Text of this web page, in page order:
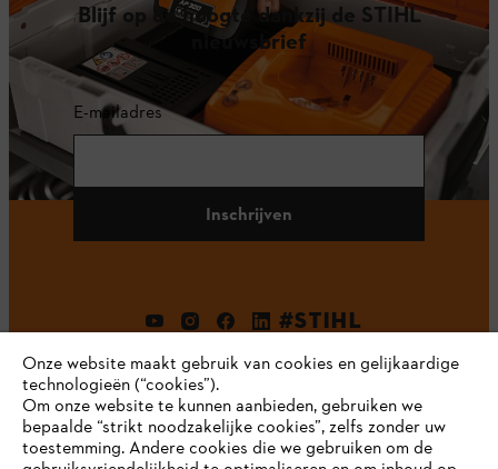
Blijf op de hoogte dankzij de STIHL
nieuwsbrief
E-mailadres
Inschrijven
#STIHL
Onze website maakt gebruik van cookies en gelijkaardige
technologieën (“cookies”).
Om onze website te kunnen aanbieden, gebruiken we
bepaalde “strikt noodzakelijke cookies”, zelfs zonder uw
toestemming. Andere cookies die we gebruiken om de